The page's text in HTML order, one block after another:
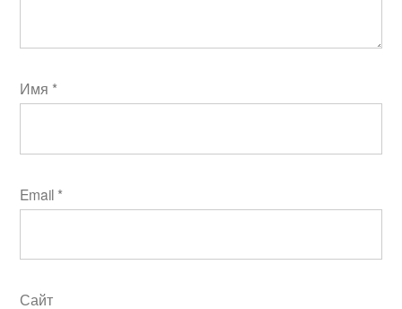
Имя *
Email *
Сайт